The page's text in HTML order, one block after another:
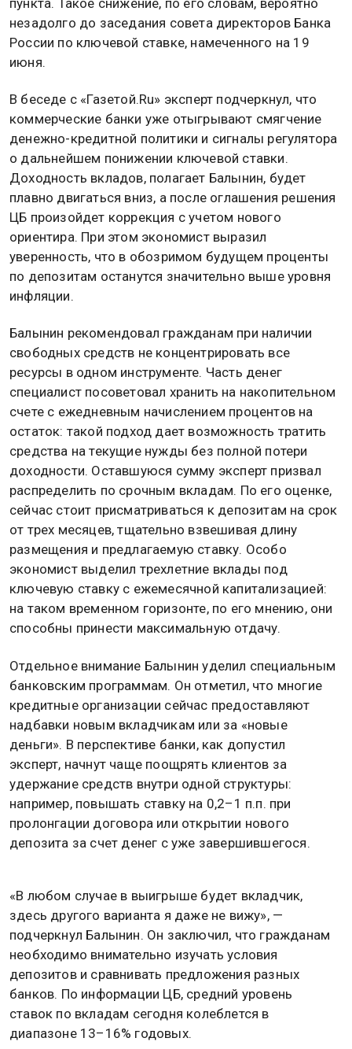
незадолго до заседания совета директоров Банка
России по ключевой ставке, намеченного на 19
июня.
В беседе с «Газетой.Ru» эксперт подчеркнул, что
коммерческие банки уже отыгрывают смягчение
денежно-кредитной политики и сигналы регулятора
о дальнейшем понижении ключевой ставки.
Доходность вкладов, полагает Балынин, будет
плавно двигаться вниз, а после оглашения решения
ЦБ произойдет коррекция с учетом нового
ориентира. При этом экономист выразил
уверенность, что в обозримом будущем проценты
по депозитам останутся значительно выше уровня
инфляции.
Балынин рекомендовал гражданам при наличии
свободных средств не концентрировать все
ресурсы в одном инструменте. Часть денег
специалист посоветовал хранить на накопительном
счете с ежедневным начислением процентов на
остаток: такой подход дает возможность тратить
средства на текущие нужды без полной потери
доходности. Оставшуюся сумму эксперт призвал
распределить по срочным вкладам. По его оценке,
сейчас стоит присматриваться к депозитам на срок
от трех месяцев, тщательно взвешивая длину
размещения и предлагаемую ставку. Особо
экономист выделил трехлетние вклады под
ключевую ставку с ежемесячной капитализацией:
на таком временном горизонте, по его мнению, они
способны принести максимальную отдачу.
Отдельное внимание Балынин уделил специальным
банковским программам. Он отметил, что многие
кредитные организации сейчас предоставляют
надбавки новым вкладчикам или за «новые
деньги». В перспективе банки, как допустил
эксперт, начнут чаще поощрять клиентов за
удержание средств внутри одной структуры:
например, повышать ставку на 0,2–1 п.п. при
пролонгации договора или открытии нового
депозита за счет денег с уже завершившегося.
«В любом случае в выигрыше будет вкладчик,
здесь другого варианта я даже не вижу», —
подчеркнул Балынин. Он заключил, что гражданам
необходимо внимательно изучать условия
депозитов и сравнивать предложения разных
банков. По информации ЦБ, средний уровень
ставок по вкладам сегодня колеблется в
диапазоне 13–16% годовых.